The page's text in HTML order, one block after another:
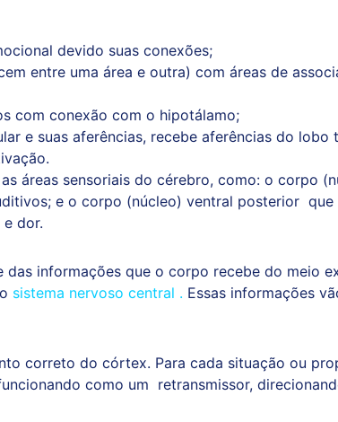
devido suas conexões;
entre uma área e outra) com áreas de
com conexão com o hipotálamo;
e suas aferências, recebe aferências do
áreas sensoriais do cérebro, como: o corpo
e o corpo (núcleo) ventral posterior
dor.
informações que o corpo recebe do meio
sistema nervoso central . Essas informações
correto do córtex. Para cada situação ou
como um retransmissor,